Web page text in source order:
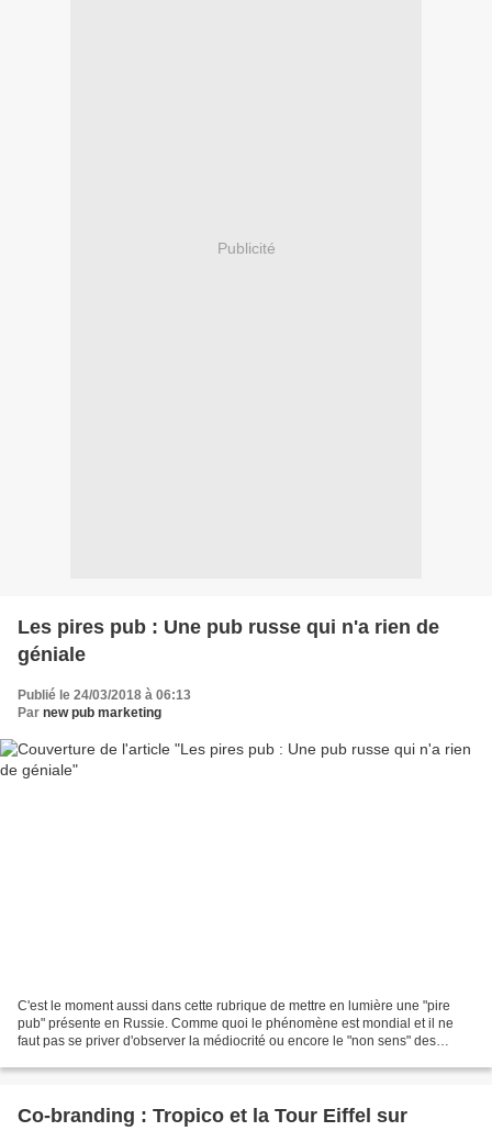
Publicité
Les pires pub : Une pub russe qui n'a rien de
géniale
Publié le 24/03/2018 à 06:13
Par new pub marketing
C'est le moment aussi dans cette rubrique de mettre en lumière une "pire
pub" présente en Russie. Comme quoi le phénomène est mondial et il ne
faut pas se priver d'observer la médiocrité ou encore le "non sens" des
Co-branding : Tropico et la Tour Eiffel sur